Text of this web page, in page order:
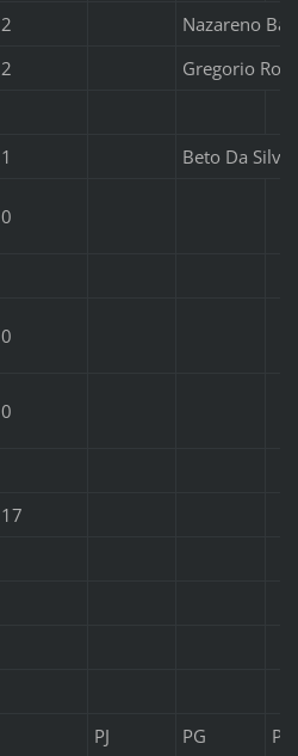
2
Nazareno
2 Gregorio
1
Beto Da Silva
0
0
0
17
PJ PG PE